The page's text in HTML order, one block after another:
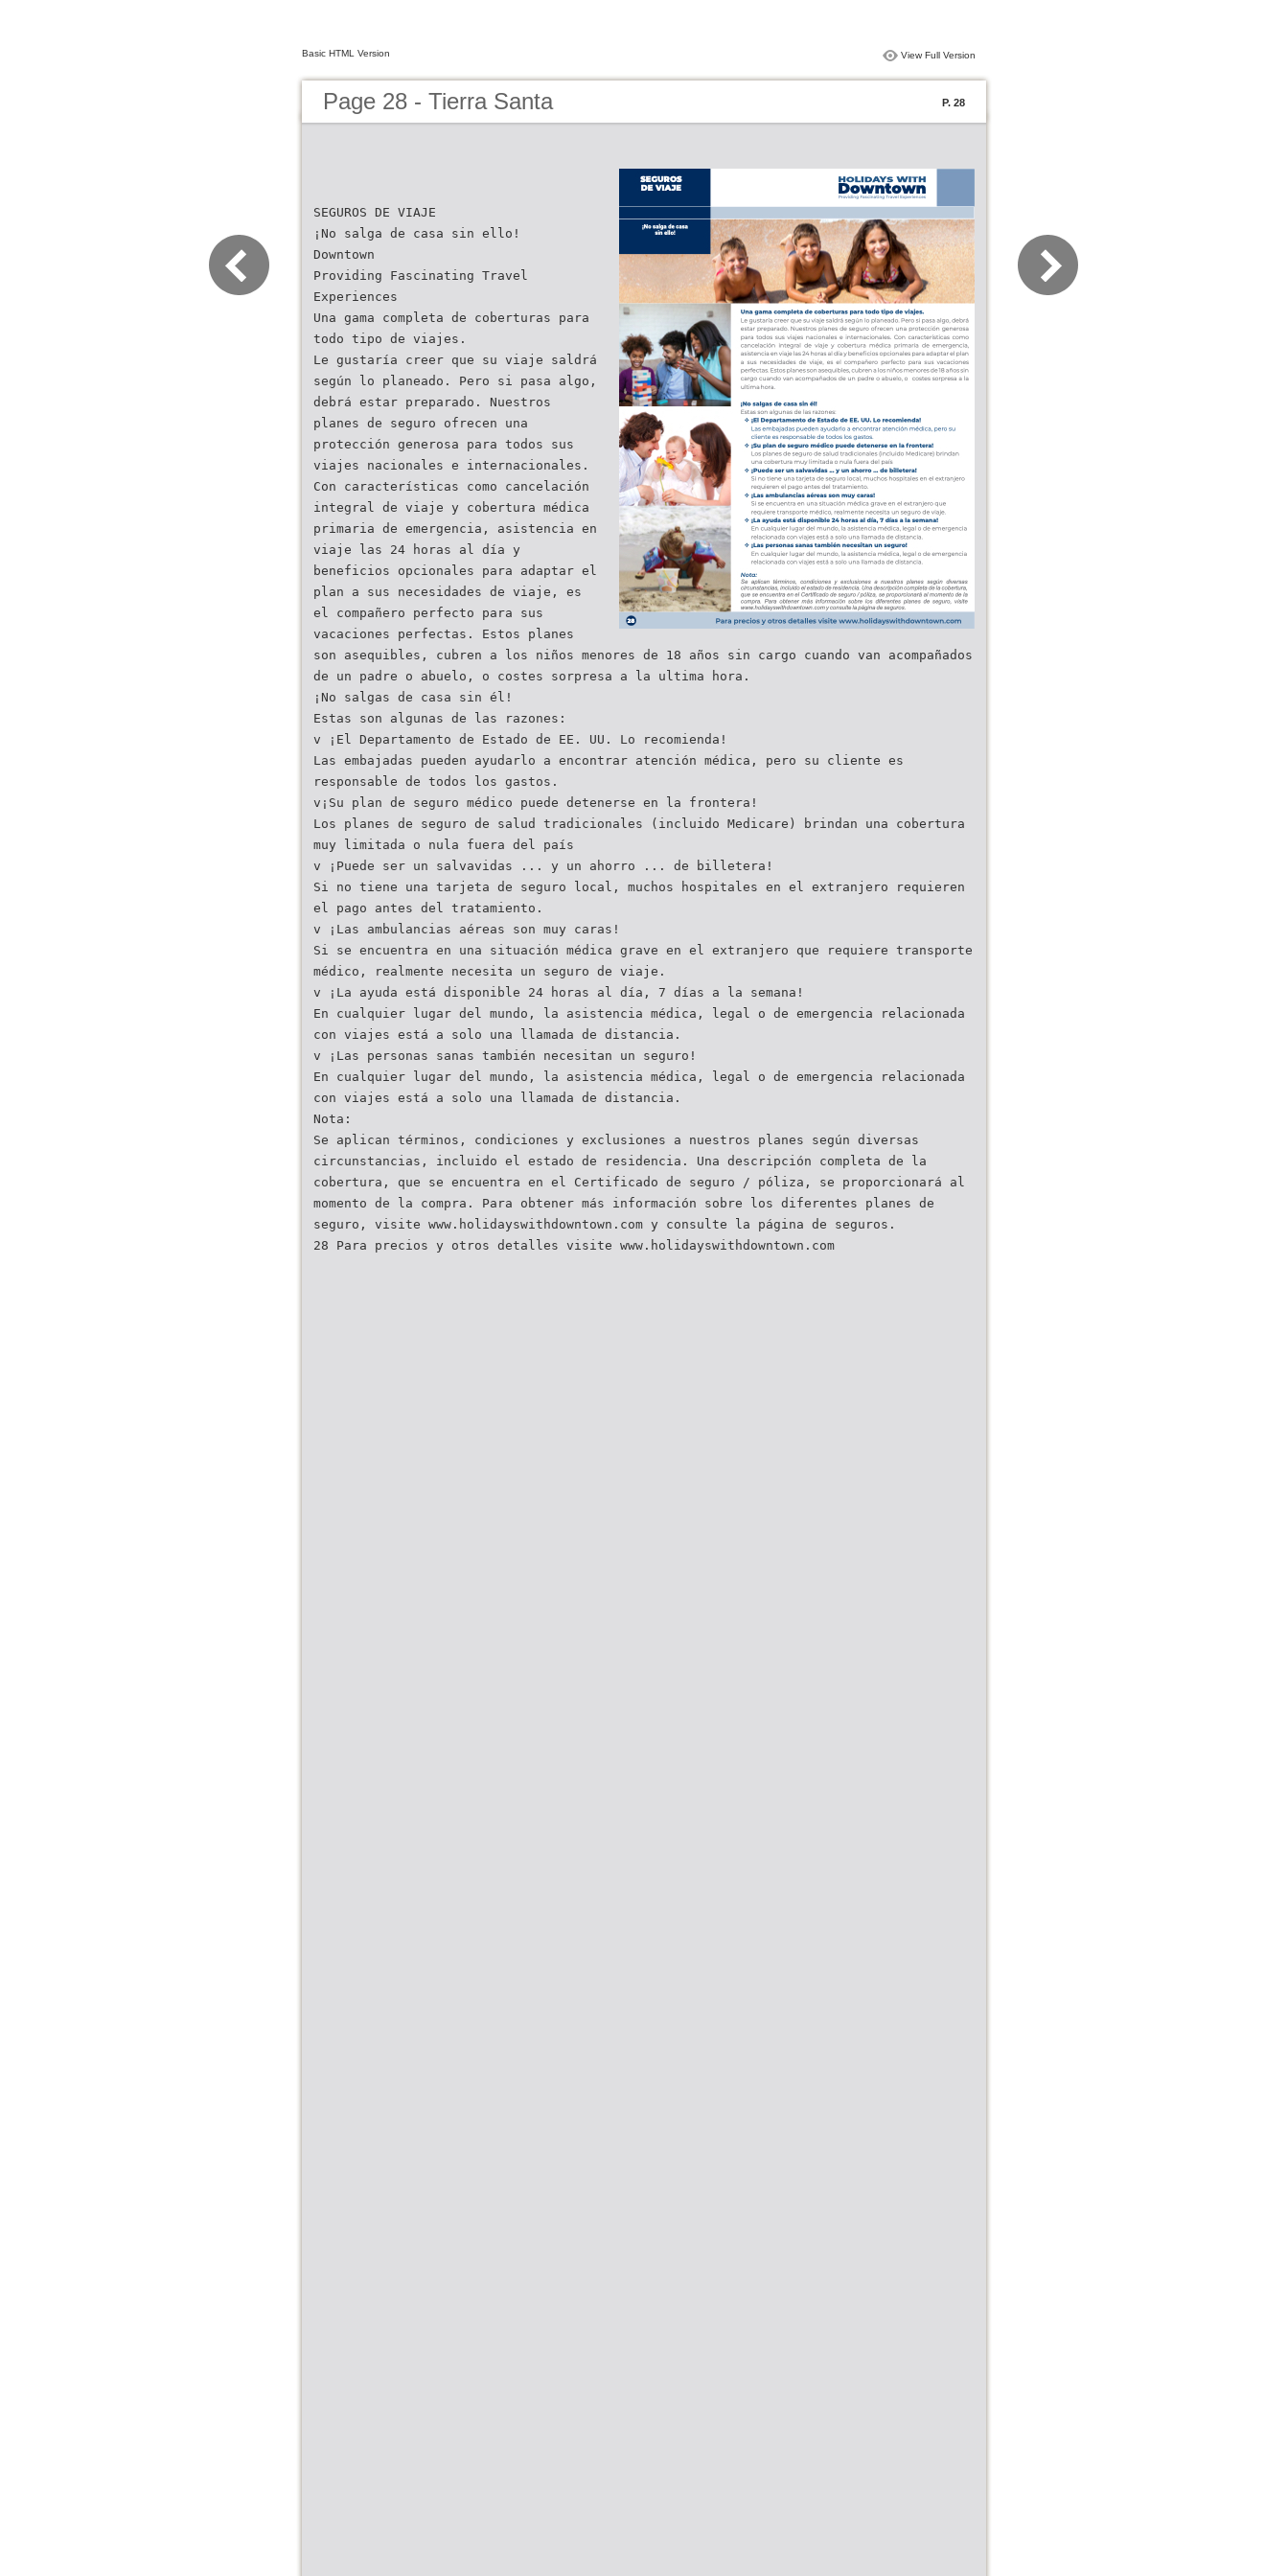
Basic HTML Version View Full Version
Page 28 - Tierra Santa P. 28
SEGUROS DE VIAJE
¡No salga de casa sin ello!
Downtown
Providing Fascinating Travel
Experiences
Una gama completa de coberturas para
todo tipo de viajes.
Le gustaría creer que su viaje saldrá
según lo planeado. Pero si pasa algo,
debrá estar preparado. Nuestros
planes de seguro ofrecen una
protección generosa para todos sus
viajes nacionales e internacionales.
Con características como cancelación
integral de viaje y cobertura médica
primaria de emergencia, asistencia en
viaje las 24 horas al día y
beneficios opcionales para adaptar el
plan a sus necesidades de viaje, es
el compañero perfecto para sus
vacaciones perfectas. Estos planes
son asequibles, cubren a los niños menores de 18 años sin cargo cuando van acompañados
de un padre o abuelo, o costes sorpresa a la ultima hora.
¡No salgas de casa sin él!
Estas son algunas de las razones:
v ¡El Departamento de Estado de EE. UU. Lo recomienda!
Las embajadas pueden ayudarlo a encontrar atención médica, pero su cliente es
responsable de todos los gastos.
v¡Su plan de seguro médico puede detenerse en la frontera!
Los planes de seguro de salud tradicionales (incluido Medicare) brindan una cobertura
muy limitada o nula fuera del país
v ¡Puede ser un salvavidas ... y un ahorro ... de billetera!
Si no tiene una tarjeta de seguro local, muchos hospitales en el extranjero requieren
el pago antes del tratamiento.
v ¡Las ambulancias aéreas son muy caras!
Si se encuentra en una situación médica grave en el extranjero que requiere transporte
médico, realmente necesita un seguro de viaje.
v ¡La ayuda está disponible 24 horas al día, 7 días a la semana!
En cualquier lugar del mundo, la asistencia médica, legal o de emergencia relacionada
con viajes está a solo una llamada de distancia.
v ¡Las personas sanas también necesitan un seguro!
En cualquier lugar del mundo, la asistencia médica, legal o de emergencia relacionada
con viajes está a solo una llamada de distancia.
Nota:
Se aplican términos, condiciones y exclusiones a nuestros planes según diversas
circunstancias, incluido el estado de residencia. Una descripción completa de la
cobertura, que se encuentra en el Certificado de seguro / póliza, se proporcionará al
momento de la compra. Para obtener más información sobre los diferentes planes de
seguro, visite www.holidayswithdowntown.com y consulte la página de seguros.
28 Para precios y otros detalles visite www.holidayswithdowntown.com